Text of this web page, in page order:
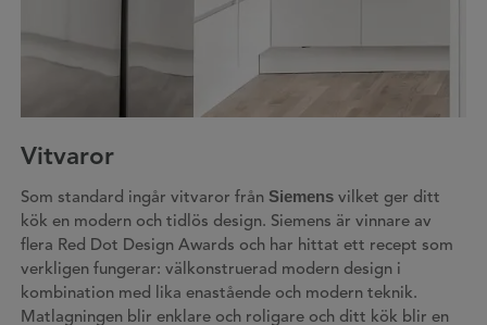
Vitvaror
Som standard ingår vitvaror från Siemensvilket ger ditt
kök en modern och tidlös design. Siemens är vinnare av
flera Red Dot Design Awards och har hittat ett recept som
verkligen fungerar: välkonstruerad modern design i
kombination med lika enastående och modern teknik.
Matlagningen blir enklare och roligare och ditt kök blir en